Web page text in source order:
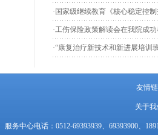
· 国家级继续教育《核心稳定控
·工伤保险政策解读会在我院成功
·“康复治疗新技术和新进展培训
友情
关于
服务中心电话：0512-69393939、69393900、